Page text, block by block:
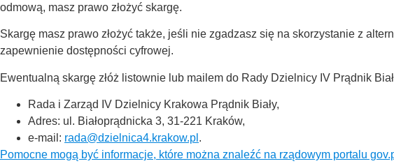
odmową, masz prawo złożyć skargę.
Skargę masz prawo złożyć także, jeśli nie zgadzasz się na skorzystanie z
zapewnienie dostępności cyfrowej.
Ewentualną skargę złóż listownie lub mailem do Rady Dzielnicy IV Prądnik
Rada i Zarząd IV Dzielnicy Krakowa Prądnik Biały,
Adres: ul. Białoprądnicka 3, 31-221 Kraków,
e-mail: rada@dzielnica4.krakow.pl .
Pomocne mogą być informacje, które można znaleźć na rządowym portalu